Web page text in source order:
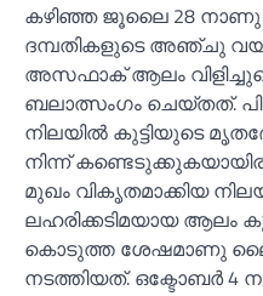
കഴിഞ്ഞ ജൂലൈ 28 നാണു
ദമ്പതികളുടെ അഞ്ചു
അസഫാക് ആലം
ബലാത്സംഗം ചെയ്തത്.
നിലയിൽ കുട്ടിയുടെ
നിന്ന്
മുഖം വികൃതമാക്കിയ
ലഹരിക്കടിമയായ ആലം
കൊടുത്ത ശേഷമാണു
നടത്തിയത്. ഒക്ടോബർ 4